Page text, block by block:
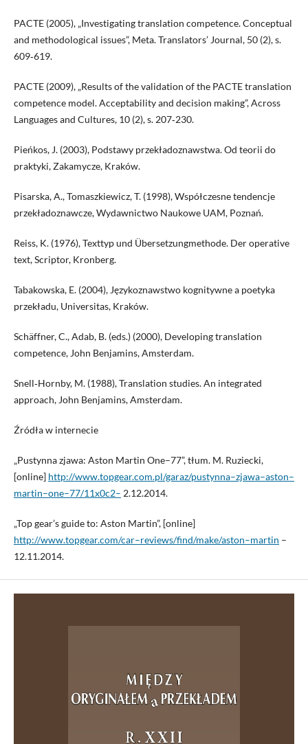
PACTE (2005), „Investigating translation competence. Conceptual
and methodological issues”, Meta. Translators’ Journal, 50 (2), s.
609‑619.
PACTE (2009), „Results of the validation of the PACTE translation
competence model. Acceptability and decision making”, Across
Languages and Cultures, 10 (2), s. 207‑230.
Pieńkos, J. (2003), Podstawy przekładoznawstwa. Od teorii do
praktyki, Zakamycze, Kraków.
Pisarska, A., Tomaszkiewicz, T. (1998), Współczesne tendencje
przekładoznawcze, Wydawnictwo Naukowe UAM, Poznań.
Reiss, K. (1976), Texttyp und Übersetzungmethode. Der operative
text, Scriptor, Kronberg.
Tabakowska, E. (2004), Językoznawstwo kognitywne a poetyka
przekładu, Universitas, Kraków.
Schäffner, C., Adab, B. (eds.) (2000), Developing translation
competence, John Benjamins, Amsterdam.
Snell‑Hornby, M. (1988), Translation studies. An integrated
approach, John Benjamins, Amsterdam.
Źródła w internecie
„Pustynna zjawa: Aston Martin One–77”, tłum. M. Ruziecki,
[online] http://www.topgear.com.pl/garaz/pustynna–zjawa–aston–
martin–one–77/11x0c2– 2.12.2014.
„Top gear’s guide to: Aston Martin”, [online]
http://www.topgear.com/car–reviews/find/make/aston–martin –
12.11.2014.